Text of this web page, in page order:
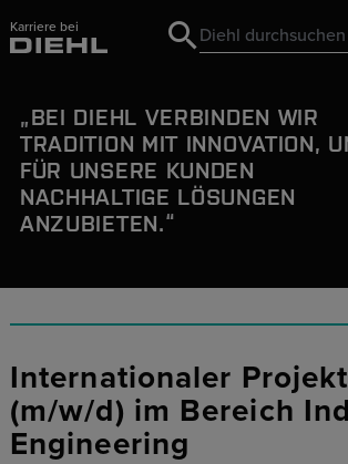
Karriere bei
Search
Search
BEI DIEHL VERBINDEN WIR
TRADITION MIT INNOVATION,
FÜR UNSERE KUNDEN
NACHHALTIGE LÖSUNGEN
ANZUBIETEN.
Internationaler
(m/w/d) im Bereich
Engineering